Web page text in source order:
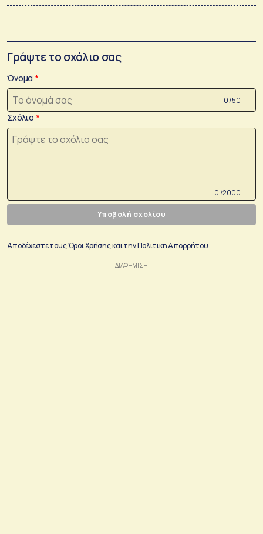
Γράψτε το σχόλιο σας
Όνομα
0 /50
Σχόλιο
0 /2000
Υποβολή σχολίου
Αποδέχεστε τουςΌροι Χρήσηςκαι τηνΠολιτικη Απορρήτου